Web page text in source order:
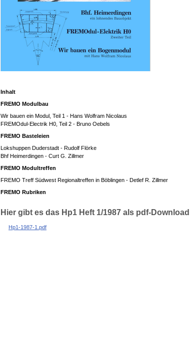
Inhalt
FREMO Modulbau
Wir bauen ein Modul, Teil 1 - Hans Wolfram Nicolaus
FREMOdul-Electrik H0, Teil 2 - Bruno Oebels
FREMO Basteleien
Lokshuppen Duderstadt - Rudolf Flörke
Bhf Heimerdingen - Curt G. Zillmer
FREMO Modultreffen
FREMO Treff Südwest Regionaltreffen in Böblingen - Detlef R. Zillmer
FREMO Rubriken
Hier gibt es das Hp1 Heft 1/1987 als pdf-Download
Hp1-1987-1.pdf